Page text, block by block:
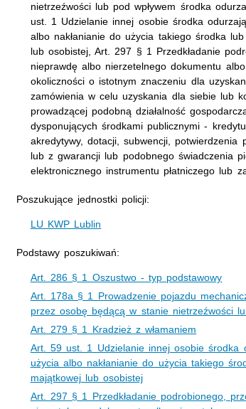
nietrzeźwości lub pod wpływem środka
ust. 1 Udzielanie innej osobie środka
albo nakłanianie do użycia takiego środka
lub osobistej, Art. 297 § 1 Przedkładanie
nieprawdę albo nierzetelnego dokumentu
okoliczności o istotnym znaczeniu dla
zamówienia w celu uzyskania dla siebie lub
prowadzącej podobną działalność
dysponujących środkami publicznymi -
akredytywy, dotacji, subwencji,
lub z gwarancji lub podobnego świadczenia
elektronicznego instrumentu płatniczego lub
Poszukujące jednostki policji:
LU KWP Lublin
Podstawy poszukiwań:
Art. 286 § 1 Oszustwo - typ podstawowy
Art. 178a § 1 Prowadzenie pojazdu
przez osobę będącą w stanie nietrzeźwości
Art. 279 § 1 Kradzież z włamaniem
Art. 59 ust. 1 Udzielanie innej osobie środka
użycia albo nakłanianie do użycia takiego
majątkowej lub osobistej
Art. 297 § 1 Przedkładanie podrobionego,